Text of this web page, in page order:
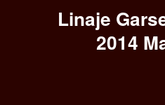
Linaje
2014